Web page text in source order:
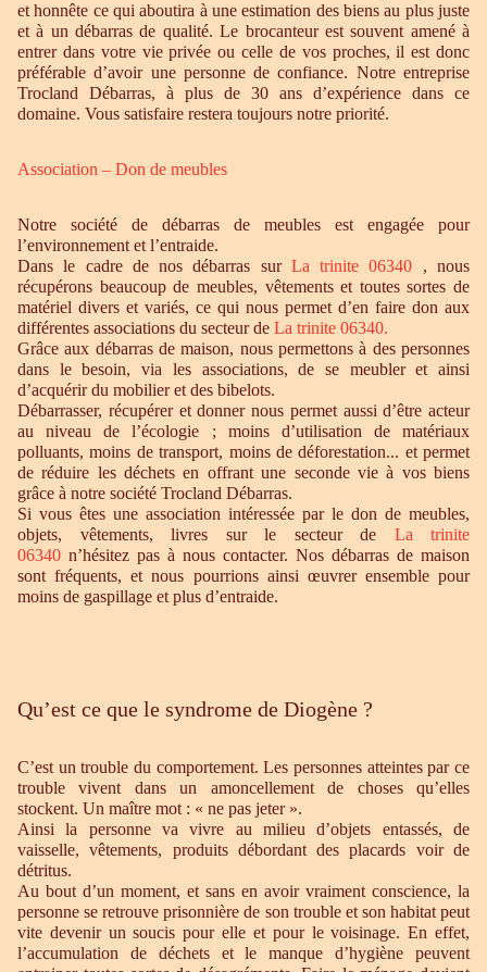
et honnête ce qui aboutira à une estimation des biens au plus juste
et à un débarras de qualité. Le brocanteur est souvent amené à
entrer dans votre vie privée ou celle de vos proches, il est donc
préférable d’avoir une personne de confiance. Notre entreprise
Trocland Débarras, à plus de 30 ans d’expérience dans ce
domaine. Vous satisfaire restera toujours notre priorité.
Association – Don de meubles
Notre société de débarras de meubles est engagée pour
l’environnement et l’entraide.
Dans le cadre de nos débarras sur La trinite 06340 , nous
récupérons beaucoup de meubles, vêtements et toutes sortes de
matériel divers et variés, ce qui nous permet d’en faire don aux
différentes associations du secteur de La trinite 06340.
Grâce aux débarras de maison, nous permettons à des personnes
dans le besoin, via les associations, de se meubler et ainsi
d’acquérir du mobilier et des bibelots.
Débarrasser, récupérer et donner nous permet aussi d’être acteur
au niveau de l’écologie ; moins d’utilisation de matériaux
polluants, moins de transport, moins de déforestation... et permet
de réduire les déchets en offrant une seconde vie à vos biens
grâce à notre société Trocland Débarras.
Si vous êtes une association intéressée par le don de meubles,
objets, vêtements, livres sur le secteur de La trinite
06340 n’hésitez pas à nous contacter. Nos débarras de maison
sont fréquents, et nous pourrions ainsi œuvrer ensemble pour
moins de gaspillage et plus d’entraide.
Qu’est ce que le syndrome de Diogène ?
C’est un trouble du comportement. Les personnes atteintes par ce
trouble vivent dans un amoncellement de choses qu’elles
stockent. Un maître mot : « ne pas jeter ».
Ainsi la personne va vivre au milieu d’objets entassés, de
vaisselle, vêtements, produits débordant des placards voir de
détritus.
Au bout d’un moment, et sans en avoir vraiment conscience, la
personne se retrouve prisonnière de son trouble et son habitat peut
vite devenir un soucis pour elle et pour le voisinage. En effet,
l’accumulation de déchets et le manque d’hygiène peuvent